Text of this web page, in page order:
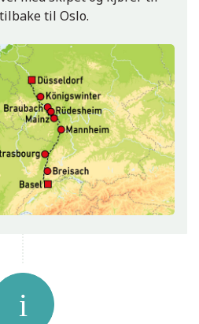
til Oslo.